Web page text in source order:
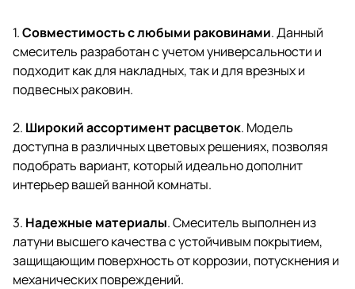
1.Совместимость с любыми раковинами. Данный
смеситель разработан с учетом универсальности и
подходит как для накладных, так и для врезных и
подвесных раковин.
2. Широкий ассортимент расцветок. Модель
доступна в различных цветовых решениях, позволяя
подобрать вариант, который идеально дополнит
интерьер вашей ванной комнаты.
3. Надежные материалы. Смеситель выполнен из
латуни высшего качества с устойчивым покрытием,
защищающим поверхность от коррозии, потускнения и
механических повреждений.